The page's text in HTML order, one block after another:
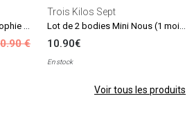
€
Trois Kilos Sept
10.90€
En stock
Voir tous les produits